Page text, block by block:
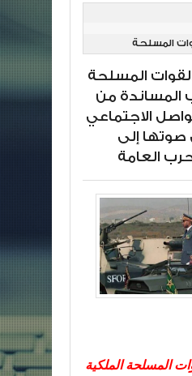
المسلحة
من اجل
أركان الحرب
المسلحة
المساندة من
الاجتماعي
صوتها إلى
العامة
المسلحة الملكية